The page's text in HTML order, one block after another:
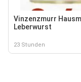
Vinzenzmurr
Leberwurst
23 Stunden